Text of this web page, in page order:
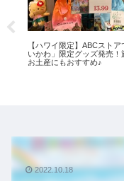
【ハワイ限定】ABCストア
いかわ」限定グッズ発売！
お土産にもおすすめ♪
2022.10.18